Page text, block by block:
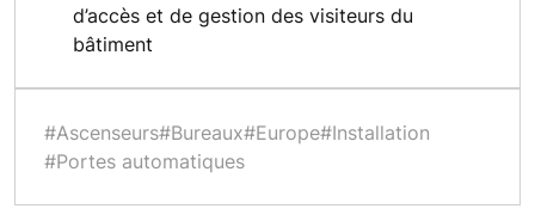
d’accès et de gestion des visiteurs du
bâtiment
#Ascenseurs#Bureaux#Europe#Installation
#Portes automatiques